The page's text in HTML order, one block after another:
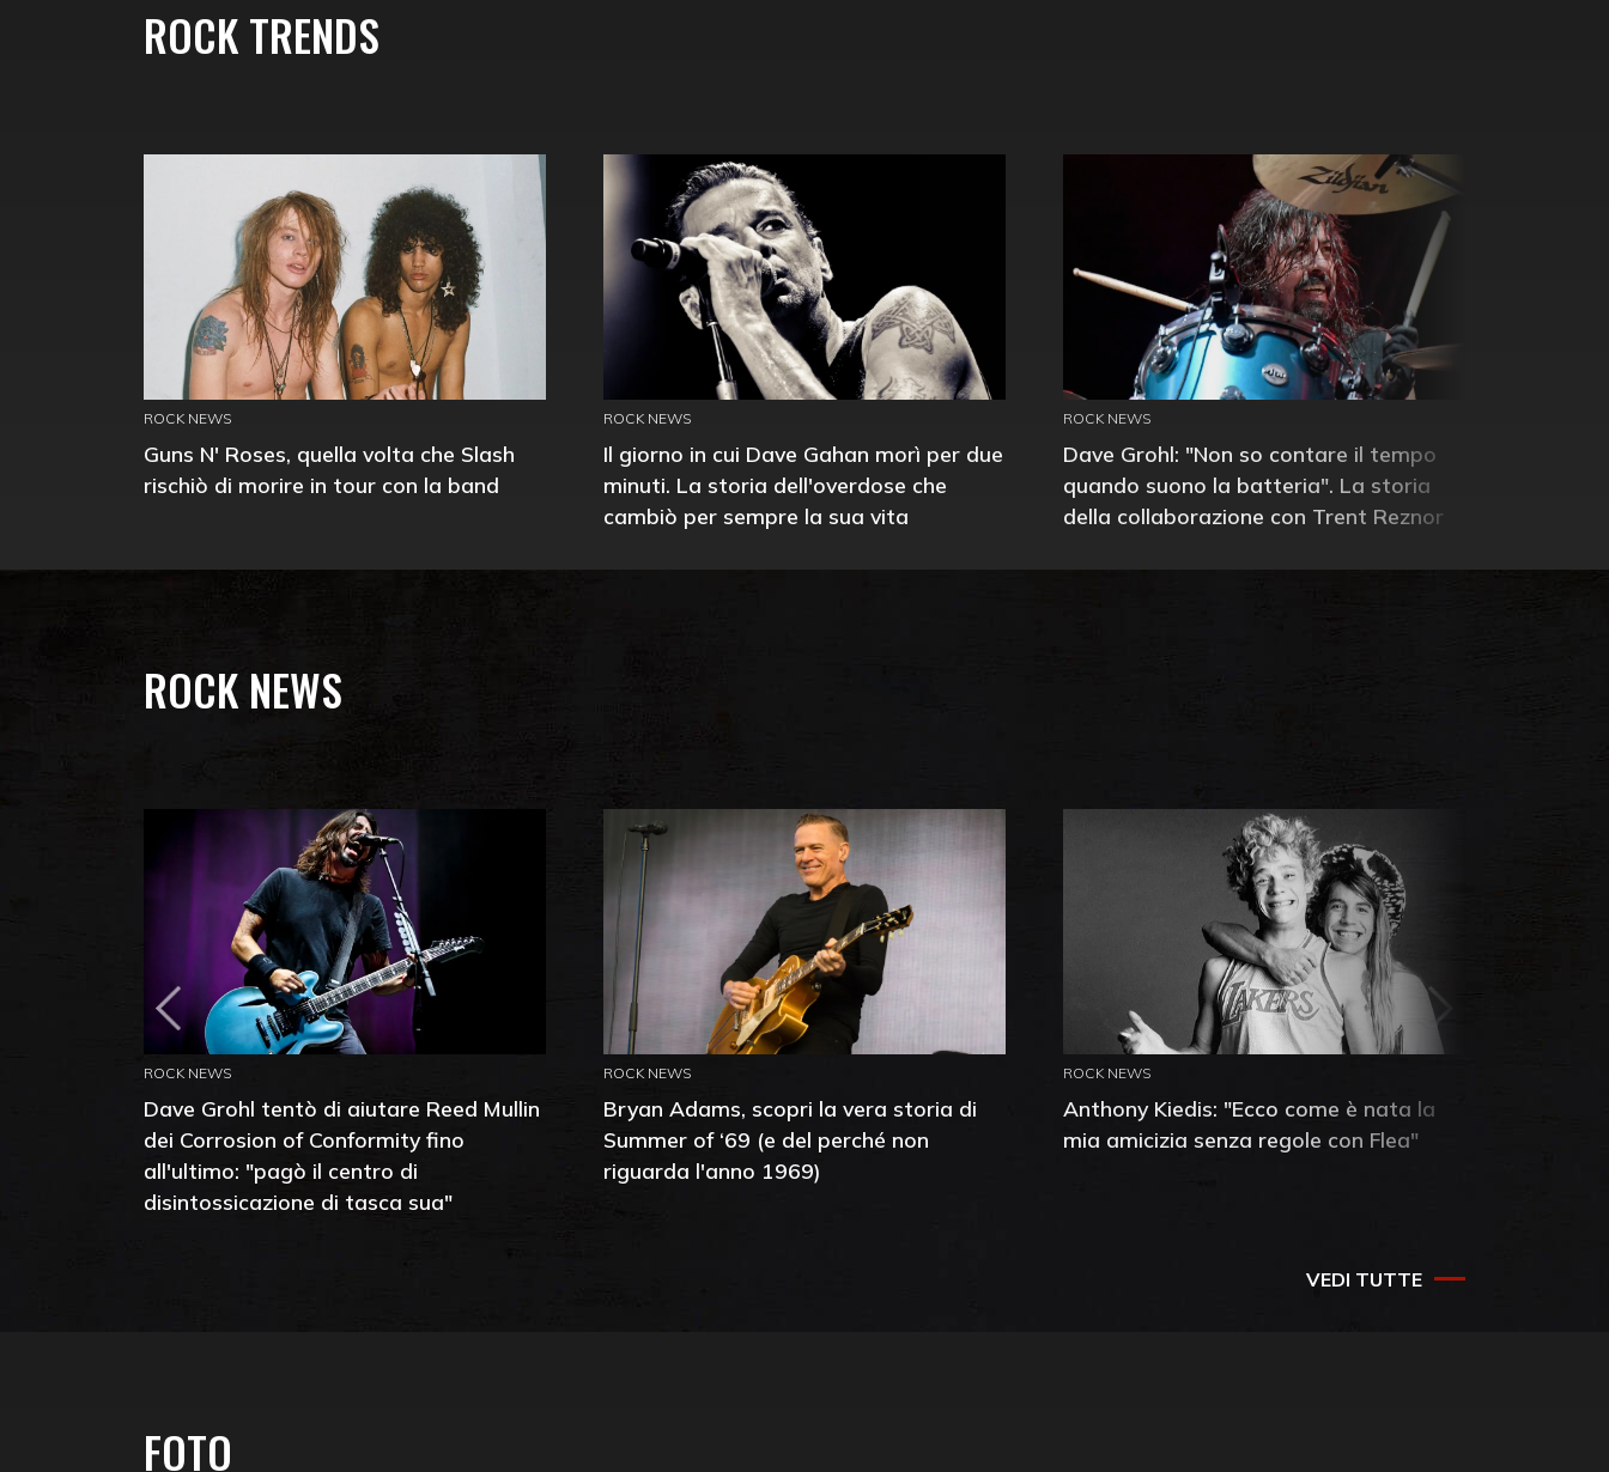
ROCK TRENDS
ROCK NEWS
Guns N' Roses, quella volta che Slash
rischiò di morire in tour con la band
ROCK NEWS
Il giorno in cui Dave Gahan morì per due
minuti. La storia dell'overdose che
cambiò per sempre la sua vita
ROCK NEWS
Dave Grohl: "Non so contare il tempo
quando suono la batteria". La storia
della collaborazione con Trent Reznor
ROCK NEWS
ROCK NEWS
Dave Grohl tentò di aiutare Reed Mullin
dei Corrosion of Conformity fino
all'ultimo: "pagò il centro di
disintossicazione di tasca sua"
ROCK NEWS
Bryan Adams, scopri la vera storia di
Summer of ‘69 (e del perché non
riguarda l'anno 1969)
ROCK NEWS
Anthony Kiedis: "Ecco come è nata la
mia amicizia senza regole con Flea"
VEDI TUTTE
FOTO